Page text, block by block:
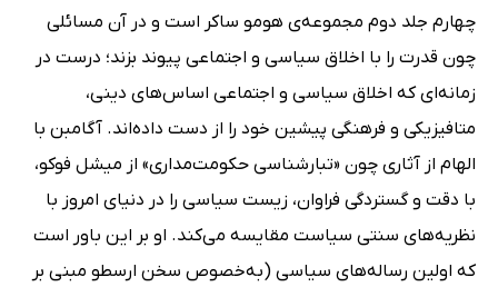
چهارم جلد دوم مجموعه‌ی هومو ساکر است و در آن مسائلی
چون قدرت را با اخلاق سیاسی و اجتماعی پیوند بزند؛ درست در
زمانه‌ای که اخلاق سیاسی و اجتماعی اساس‌های دینی،‌
متافیزیکی و فرهنگی پیشین خود را از دست داده‌اند. آگامبن با
الهام از آثاری چون «تبارشناسی حکومت‌مداری» از میشل فوکو،
با دقت و گستردگی فراوان، زیست سیاسی را در دنیای امروز با
نظریه‌های سنتی سیاست مقایسه می‌کند. او بر این باور است
که اولین‌ رساله‌های سیاسی (به‌خصوص سخن ارسطو مبنی بر